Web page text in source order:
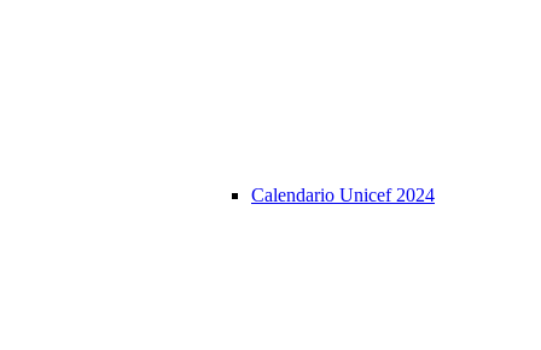
Calendario Unicef 2024